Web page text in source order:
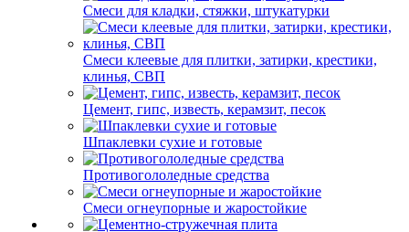
Смеси для кладки, стяжки, штукатурки
Смеси клеевые для плитки, затирки, крестики,
клинья, СВП
Цемент, гипс, известь, керамзит, песок
Шпаклевки сухие и готовые
Противогололедные средства
Смеси огнеупорные и жаростойкие